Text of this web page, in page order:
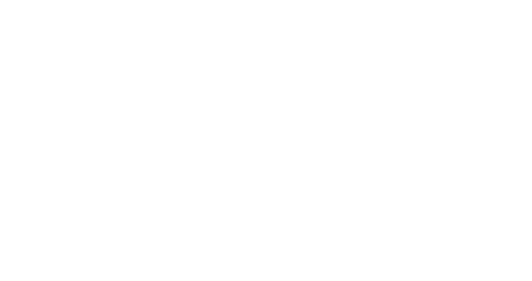
či študentskej izby.